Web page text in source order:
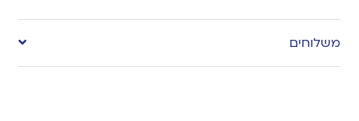
to
wishlist
משלוחים